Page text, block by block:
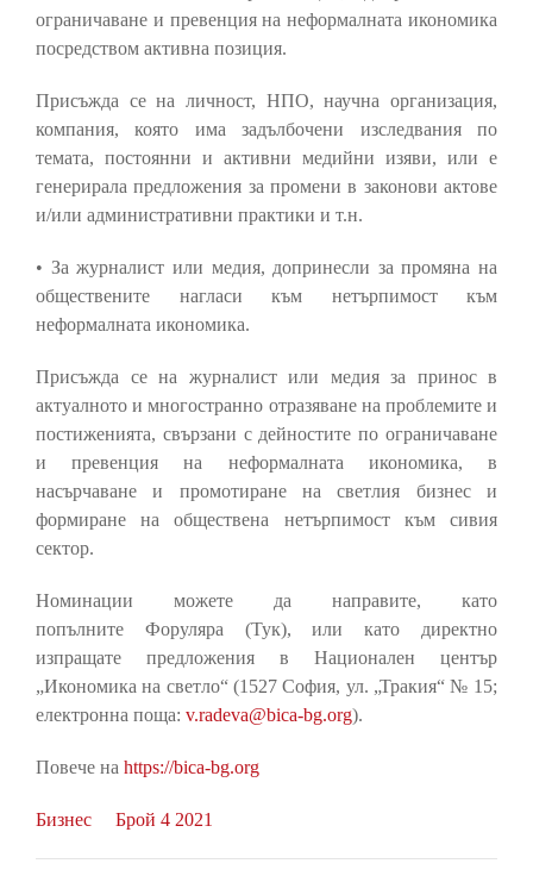
ограничаване и превенция на неформалната икономика
посредством активна позиция.
Присъжда се на личност, НПО, научна организация,
компания, която има задълбочени изследвания по
темата, постоянни и активни медийни изяви, или е
генерирала предложения за промени в законови актове
и/или административни практики и т.н.
• За журналист или медия, допринесли за промяна на
обществените нагласи към нетърпимост към
неформалната икономика.
Присъжда се на журналист или медия за принос в
актуалното и многостранно отразяване на проблемите и
постиженията, свързани с дейностите по ограничаване
и превенция на неформалната икономика, в
насърчаване и промотиране на светлия бизнес и
формиране на обществена нетърпимост към сивия
сектор.
Номинации можете да направите, като
попълните Форуляра (Тук), или като директно
изпращате предложения в Национален център
„Икономика на светло“ (1527 София, ул. „Тракия“ № 15;
електронна поща: v.radeva@bica-bg.org).
Повече на https://bica-bg.org
Бизнес Брой 4 2021